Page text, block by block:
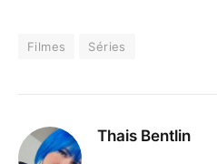
Filmes Séries
Thais Bentlin